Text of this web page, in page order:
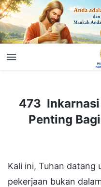
473 Inkarnasi
Penting
Kali ini, Tuhan datang
pekerjaan bukan